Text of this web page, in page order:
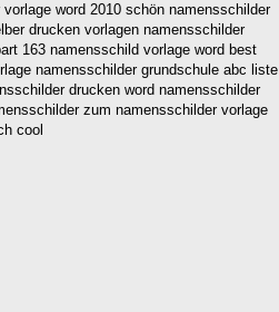
word 2010 schön namensschilder
drucken vorlagen namensschilder
163 namensschild vorlage word best
namensschilder grundschule abc liste
drucken word namensschilder
zum namensschilder vorlage
cool